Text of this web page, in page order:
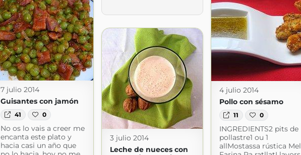
7 julio 2014
Guisantes con jamón
41 0
No os lo vais a creer me
encanta este plato y
hacia casi un año que
4 julio 2014
Pollo con sésamo
11 0
INGREDIENTS2 pits de
pollastre1 ou 1
allMostassa rústica Mel
3 julio 2014
Leche de nueces con